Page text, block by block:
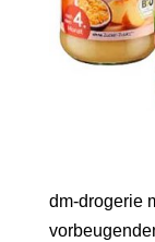
dm-drogerie